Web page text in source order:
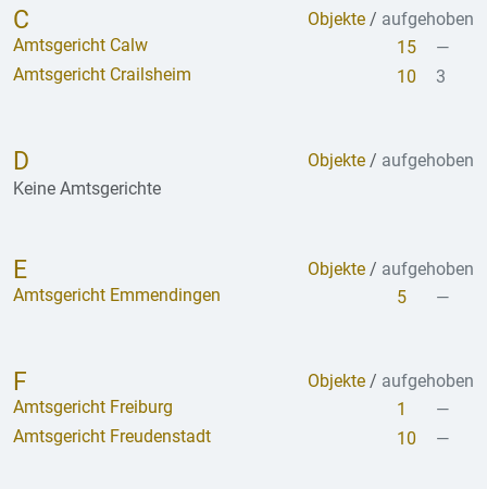
C Objekte / aufgehoben
Amtsgericht Calw
15
—
Amtsgericht Crailsheim
10 3
D Objekte / aufgehoben
Keine Amtsgerichte
E Objekte / aufgehoben
Amtsgericht Emmendingen
5 —
F Objekte / aufgehoben
Amtsgericht Freiburg
1
—
Amtsgericht Freudenstadt
10 —